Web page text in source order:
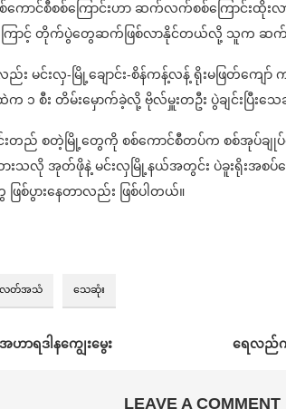
စ်ကောင်စီစစ်ကြောင်းဟာ ဆက်လက်စစ်ကြောင်းထိုး
ြောင့် တိုက်ပွဲတွေဆက်ဖြစ်လာနိုင်တယ်လို့ သူက ဆက်ပ
မင်းလှ-မြို့ချောင်း-စိန်ကန့်လန့် ရိုးမဖြတ်ကျော် က
၁ စီး တိမ်းမှောက်ခဲ့လို့ ဗိုလ်မှူးတဦး ပွဲချင်းပြီးသ
တည် စတဲ့မြို့တွေကို စစ်ကောင်စီတပ်က စစ်အုပ်ချုပ်ရေး
ားသလို အုတ်ဖိုနဲ့ မင်းလှမြို့နယ်အတွင်း ပဲခူးရိုးအစ
ပွားနေတာလည်း ဖြစ်ပါတယ်။
လတ်အသံ သေဆုံး
ာရဒါနကျွေးမွေး
ရေလည်က
LEAVE A COMMENT